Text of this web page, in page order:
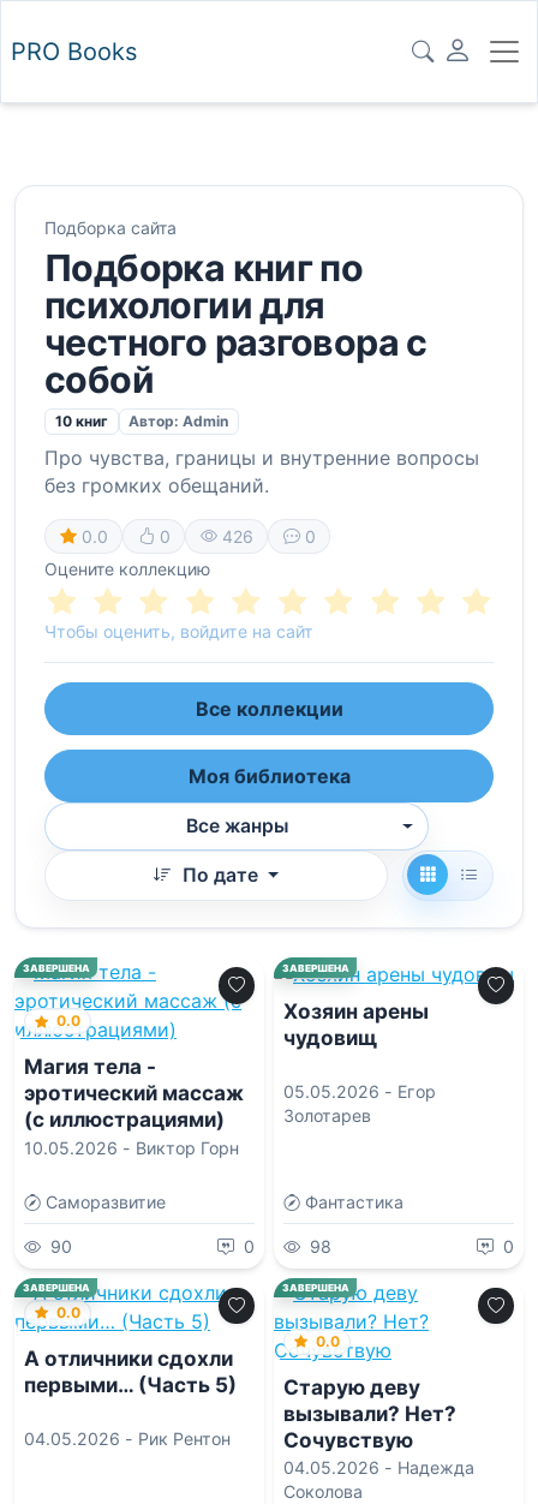
PRO Books
Подборка сайта
Подборка книг по
психологии для
честного разговора с
собой
10 книг Автор: Admin
Про чувства, границы и внутренние вопросы
без громких обещаний.
0.0 0 426
0
Оцените коллекцию
Чтобы оценить, войдите на сайт
Все коллекции
Моя библиотека
Все жанры
По дате
ЗАВЕРШЕНА
0.0
Магия тела -
эротический массаж
(с иллюстрациями)
10.05.2026 - Виктор Горн
Саморазвитие
90 0
ЗАВЕРШЕНА
0.0
Хозяин арены
чудовищ
05.05.2026 - Егор
Золотарев
Фантастика
98 0
ЗАВЕРШЕНА
0.0
А отличники сдохли
первыми… (Часть 5)
04.05.2026 - Рик Рентон
ЗАВЕРШЕНА
0.0
Старую деву
вызывали? Нет?
Сочувствую
04.05.2026 - Надежда
Соколова